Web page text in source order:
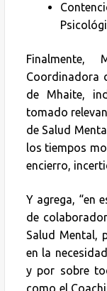
Finalmente,
Coordinadora
de Mhaite,
tomado
de Salud
los tiempos
encierro,
Y agrega, “en
de
Salud Mental,
en la
y por sobre
como el